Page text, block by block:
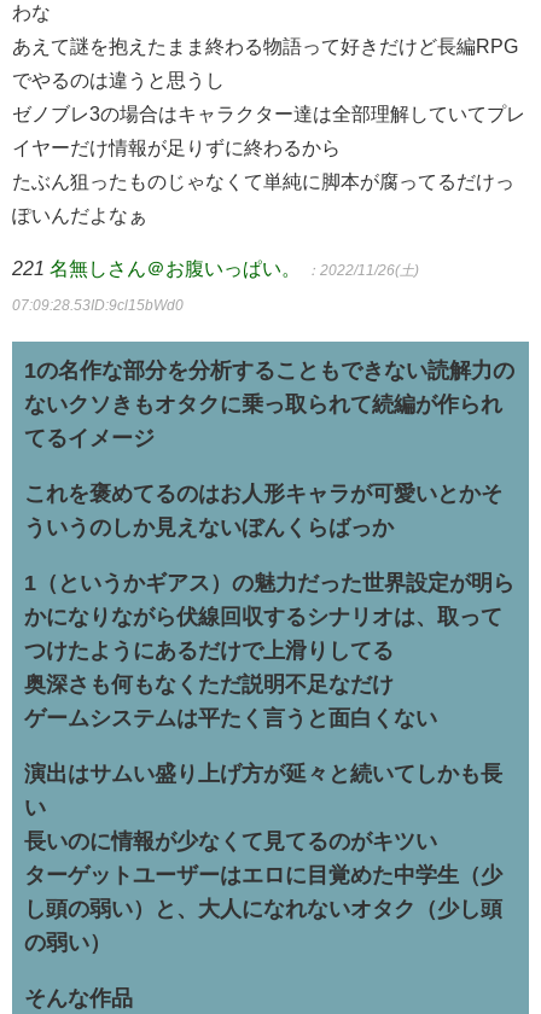
わな
あえて謎を抱えたまま終わる物語って好きだけど長編RPG
でやるのは違うと思うし
ゼノブレ3の場合はキャラクター達は全部理解していてプレ
イヤーだけ情報が足りずに終わるから
たぶん狙ったものじゃなくて単純に脚本が腐ってるだけっ
ぽいんだよなぁ
221 名無しさん＠お腹いっぱい。 ：2022/11/26(土)
07:09:28.53ID:9cl15bWd0
1の名作な部分を分析することもできない読解力の
ないクソきもオタクに乗っ取られて続編が作られ
てるイメージ
これを褒めてるのはお人形キャラが可愛いとかそ
ういうのしか見えないぼんくらばっか
1（というかギアス）の魅力だった世界設定が明ら
かになりながら伏線回収するシナリオは、取って
つけたようにあるだけで上滑りしてる
奥深さも何もなくただ説明不足なだけ
ゲームシステムは平たく言うと面白くない
演出はサムい盛り上げ方が延々と続いてしかも長
い
長いのに情報が少なくて見てるのがキツい
ターゲットユーザーはエロに目覚めた中学生（少
し頭の弱い）と、大人になれないオタク（少し頭
の弱い）
そんな作品